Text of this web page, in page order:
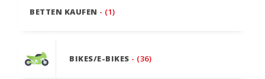
BETTEN KAUFEN - (1)
BIKES/E-BIKES - (36)